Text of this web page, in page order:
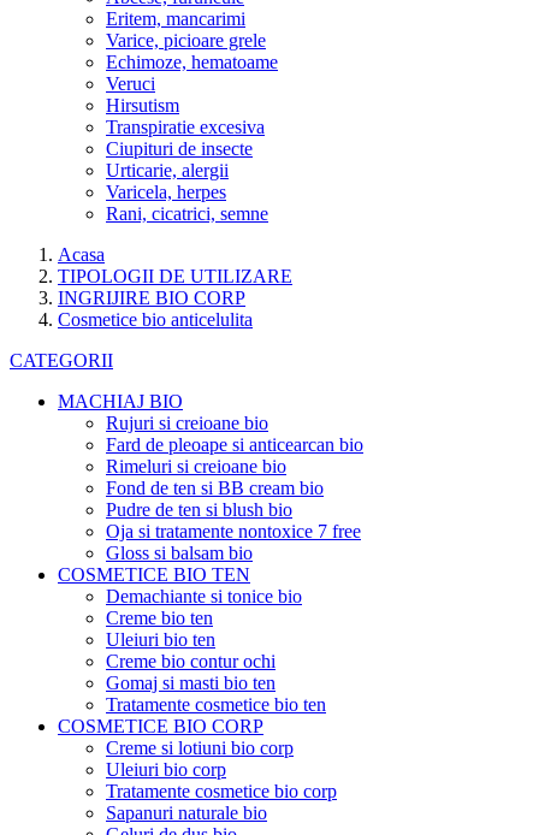
Eritem, mancarimi
Varice, picioare grele
Echimoze, hematoame
Veruci
Hirsutism
Transpiratie excesiva
Ciupituri de insecte
Urticarie, alergii
Varicela, herpes
Rani, cicatrici, semne
Acasa
TIPOLOGII DE UTILIZARE
INGRIJIRE BIO CORP
Cosmetice bio anticelulita
CATEGORII
MACHIAJ BIO
Rujuri si creioane bio
Fard de pleoape si anticearcan bio
Rimeluri si creioane bio
Fond de ten si BB cream bio
Pudre de ten si blush bio
Oja si tratamente nontoxice 7 free
Gloss si balsam bio
COSMETICE BIO TEN
Demachiante si tonice bio
Creme bio ten
Uleiuri bio ten
Creme bio contur ochi
Gomaj si masti bio ten
Tratamente cosmetice bio ten
COSMETICE BIO CORP
Creme si lotiuni bio corp
Uleiuri bio corp
Tratamente cosmetice bio corp
Sapanuri naturale bio